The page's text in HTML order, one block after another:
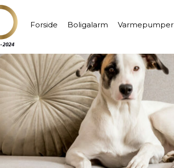
Forside Boligalarm Varmepumper